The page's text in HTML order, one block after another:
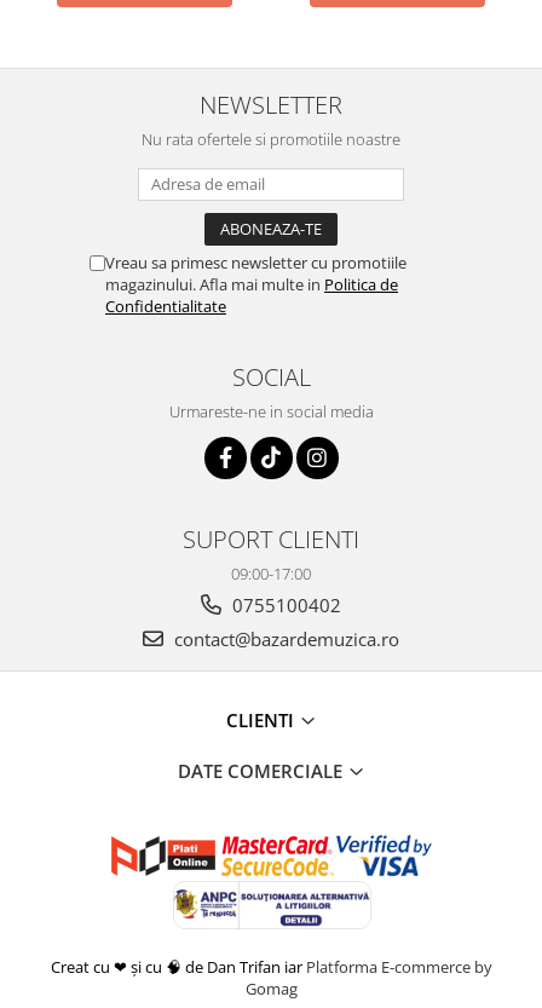
NEWSLETTER
Nu rata ofertele si promotiile noastre
Vreau sa primesc newsletter cu promotiile
magazinului. Afla mai multe in Politica de
Confidentialitate
SOCIAL
Urmareste-ne in social media
SUPORT CLIENTI
09:00-17:00
0755100402
contact@bazardemuzica.ro
CLIENTI
DATE COMERCIALE
Creat cu ❤ și cu 🧠 de Dan Trifan iar Platforma E-commerce by
Gomag